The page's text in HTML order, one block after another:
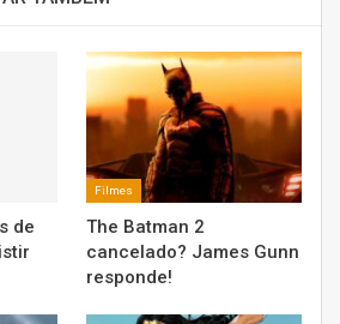
de
Filmes
The Batman 2
cancelado? James Gunn
responde!